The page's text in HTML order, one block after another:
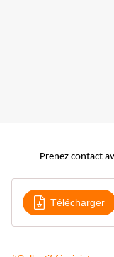
Prenez contact
Télécharger